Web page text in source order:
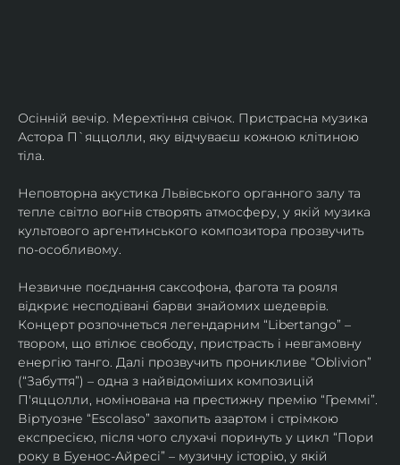
Осінній вечір. Мерехтіння свічок. Пристрасна музика
Астора П`яццолли, яку відчуваєш кожною клітиною
тіла.
Неповторна акустика Львівського органного залу та
тепле світло вогнів створять атмосферу, у якій музика
культового аргентинського композитора прозвучить
по-особливому.
Незвичне поєднання саксофона, фагота та рояля
відкриє несподівані барви знайомих шедеврів.
Концерт розпочнеться легендарним “Libertango” –
твором, що втілює свободу, пристрасть і невгамовну
енергію танго. Далі прозвучить проникливе “Oblivion”
(“Забуття”) – одна з найвідоміших композицій
П'яццолли, номінована на престижну премію “Греммі”.
Віртуозне “Escolaso” захопить азартом і стрімкою
експресією, після чого слухачі поринуть у цикл “Пори
року в Буенос-Айресі” – музичну історію, у якій